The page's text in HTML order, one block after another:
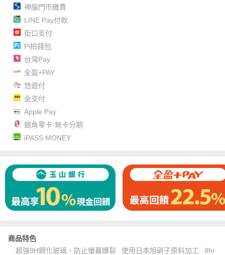
神腦門市繳費
LINE Pay付款
街口支付
Pi拍錢包
台灣Pay
全盈+PAY
悠遊付
全支付
Apple Pay
銀角零卡-無卡分期
iPASS MONEY
商品特色
‧ 超強9H鋼化玻璃，防止螢幕爆裂 ‧ 使用日本旭硝子原料加工 ‧ 8hr